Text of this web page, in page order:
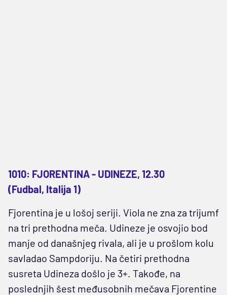
1010: FJORENTINA - UDINEZE, 12.30
(Fudbal, Italija 1)
Fjorentina je u lošoj seriji. Viola ne zna za trijumf
na tri prethodna meča. Udineze je osvojio bod
manje od današnjeg rivala, ali je u prošlom kolu
savladao Sampdoriju. Na četiri prethodna
susreta Udineza došlo je 3+. Takođe, na
poslednjih šest međusobnih mečava Fjorentine